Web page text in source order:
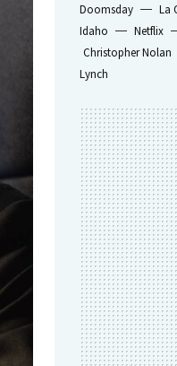
Doomsday
La
Idaho
Netflix
Christopher Nolan
Lynch